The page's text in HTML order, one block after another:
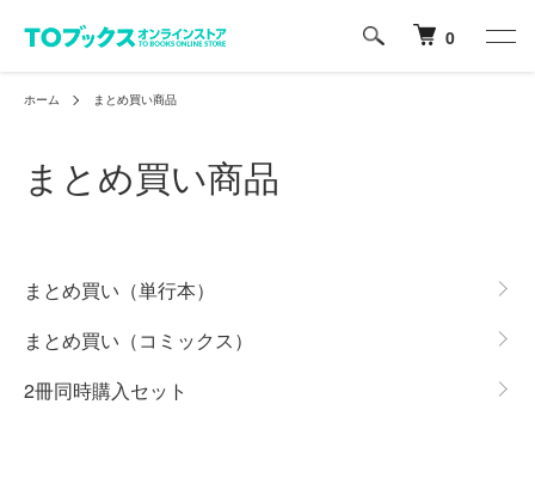
0
ホーム まとめ買い商品
まとめ買い商品
まとめ買い（単行本）
まとめ買い（コミックス）
2冊同時購入セット